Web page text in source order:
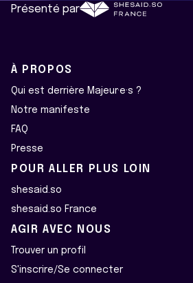
Présenté par
À PROPOS
Qui est derrière Majeur·e·s ?
Notre manifeste
FAQ
Presse
POUR ALLER PLUS LOIN
shesaid.so
shesaid.so France
AGIR AVEC NOUS
Trouver un profil
S'inscrire/Se connecter